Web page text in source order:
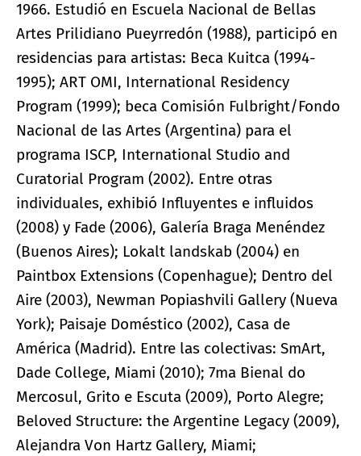
1966. Estudió en Escuela Nacional de Bellas
Artes Prilidiano Pueyrredón (1988), participó en
residencias para artistas: Beca Kuitca (1994-
1995); ART OMI, International Residency
Program (1999); beca Comisión Fulbright/Fondo
Nacional de las Artes (Argentina) para el
programa ISCP, International Studio and
Curatorial Program (2002). Entre otras
individuales, exhibió Influyentes e influidos
(2008) y Fade (2006), Galería Braga Menéndez
(Buenos Aires); Lokalt landskab (2004) en
Paintbox Extensions (Copenhague); Dentro del
Aire (2003), Newman Popiashvili Gallery (Nueva
York); Paisaje Doméstico (2002), Casa de
América (Madrid). Entre las colectivas: SmArt,
Dade College, Miami (2010); 7ma Bienal do
Mercosul, Grito e Escuta (2009), Porto Alegre;
Beloved Structure: the Argentine Legacy (2009),
Alejandra Von Hartz Gallery, Miami;